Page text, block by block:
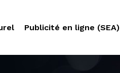
Publicité en ligne (SEA)